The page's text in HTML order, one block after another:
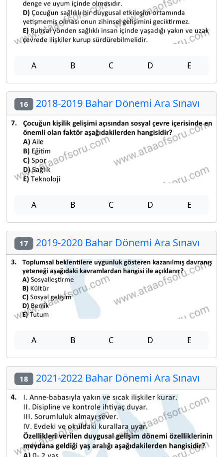
A B C D E
16 2018-2019 Bahar Dönemi Ara Sınavı
A B C D E
17 2019-2020 Bahar Dönemi Ara Sınavı
A B C D E
18 2021-2022 Bahar Dönemi Ara Sınavı